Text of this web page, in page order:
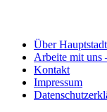
Über
Arbeite mit uns
Kontakt
Impressum